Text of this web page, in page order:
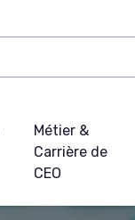
Métier &
Carrière de
CEO